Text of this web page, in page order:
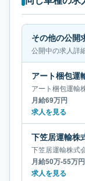
その他の公開
公開中の求人詳
アート梱包運輸
月給69万円
求人を見る
下笠居運輸株式
月給50万-55万円
求人を見る